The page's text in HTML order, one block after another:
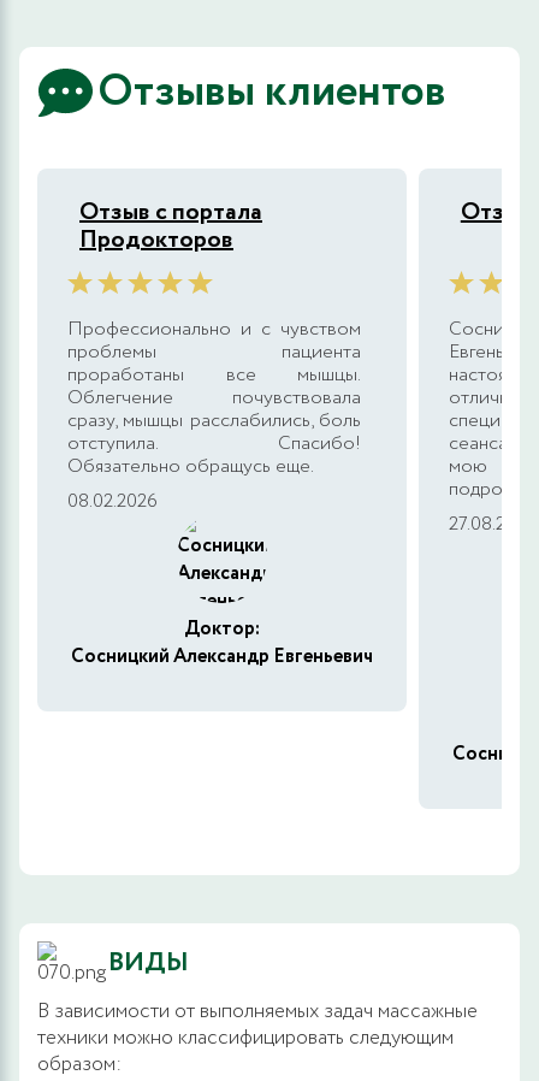
Отзывы клиентов
Отзыв с портала
Продокторов
Профессионально и с чувством
проблемы пациента
проработаны все мышцы.
Облегчение почувствовала
сразу, мышцы расслабились, боль
отступила. Спасибо!
Обязательно обращусь еще.
08.02.2026
Доктор:
Сосницкий Александр Евгеньевич
Отзыв
отлично
сеанса
мою
27.08.2025
ВИДЫ
В зависимости от выполняемых задач массажные
техники можно классифицировать следующим
образом: